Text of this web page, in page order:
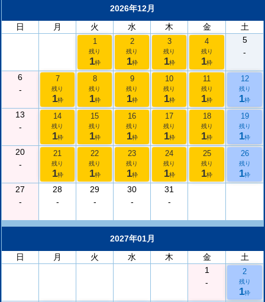
2026年12月
日
月 火 水 木 金 土
1
残り
1枠
2
残り
1枠
3
残り
1枠
4
残り
1枠
5
-
6
-
7
残り
1枠
8
残り
1枠
9
残り
1枠
10
残り
1枠
11
残り
1枠
12
残り
1枠
13
-
14
残り
1枠
15
残り
1枠
16
残り
1枠
17
残り
1枠
18
残り
1枠
19
残り
1枠
20
-
21
残り
1枠
22
残り
1枠
23
残り
1枠
24
残り
1枠
25
残り
1枠
26
残り
1枠
27
-
28
-
29
-
30
-
31
-
2027年01月
日
月 火 水 木 金
土
1
-
2
残り
1枠